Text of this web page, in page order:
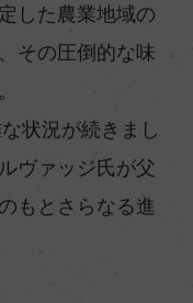
した農業地域の
その圧倒的な味
状況が続きまし
ヴァッジ氏が父
もとさらなる進